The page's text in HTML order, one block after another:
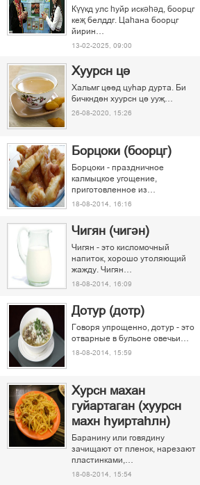
Күүкд улс һуйр искәһәд, боорцг
кеҗ белддг. Цаһана боорцг
йирин…
13-02-2025, 09:00
Хуурсн ці
Хальмг ціід цуєар дурта. Би
бичкндін хуурсн ці ууљ…
26-08-2020, 15:26
Борцоки (боорцг)
Борцоки - праздничное
калмыцкое угощение,
приготовленное из…
18-08-2014, 16:16
Чигян (чигән)
Чигян - это кисломочный
напиток, хорошо утоляющий
жажду. Чигян…
18-08-2014, 16:09
Дотур (дотр)
Говоря упрощенно, дотур - это
отварные в бульоне овечьи…
18-08-2014, 15:59
Хурсн махан
гуйартаган (хуурсн
махн һуиртаһлн)
Баранину или говядину
зачищают от пленок, нарезают
пластинками,…
18-08-2014, 15:54